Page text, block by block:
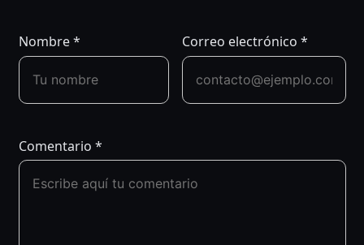
Nombre* Correo electrónico *
Comentario *